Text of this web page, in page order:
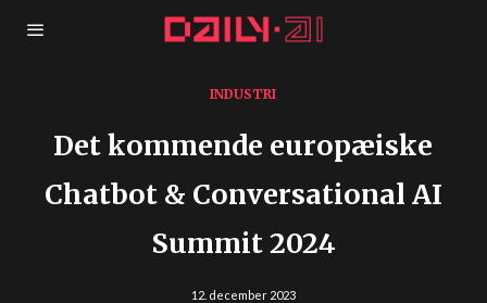
INDUSTRI
Det kommende europæiske
Chatbot & Conversational AI
Summit 2024
12. december 2023